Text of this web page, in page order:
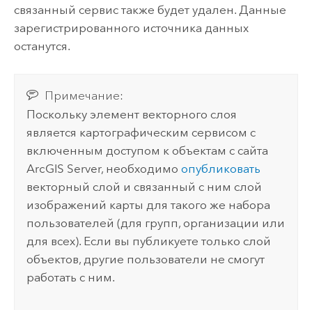
связанный сервис также будет удален. Данные
зарегистрированного источника данных
останутся.
Примечание:
Поскольку элемент векторного слоя
является картографическим сервисом с
включенным доступом к объектам с сайта
ArcGIS Server, необходимоопубликовать
векторный слой и связанный с ним слой
изображений карты для такого же набора
пользователей (для групп, организации или
для всех). Если вы публикуете только слой
объектов, другие пользователи не смогут
работать с ним.